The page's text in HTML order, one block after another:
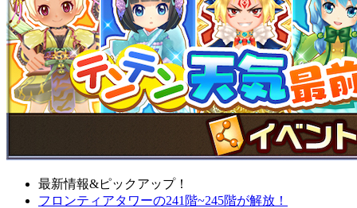
最新情報&ピックアップ！
フロンティアタワーの241階~245階が解放！